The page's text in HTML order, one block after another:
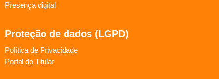
Presença digital
Proteção de dados (LGPD)
Política de Privacidade
Portal do Titular